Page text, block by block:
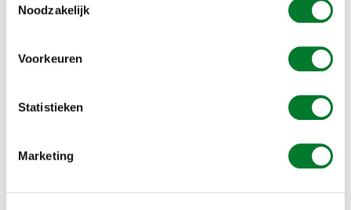
Noodzakelijk
Voorkeuren
Statistieken
Marketing
Alcetsound levert zowel het bekende akoestische meeuwen
meeuwenwerende vliegers. Een uitgekiend pakket waarmee u
de meeuwen de baas bent.